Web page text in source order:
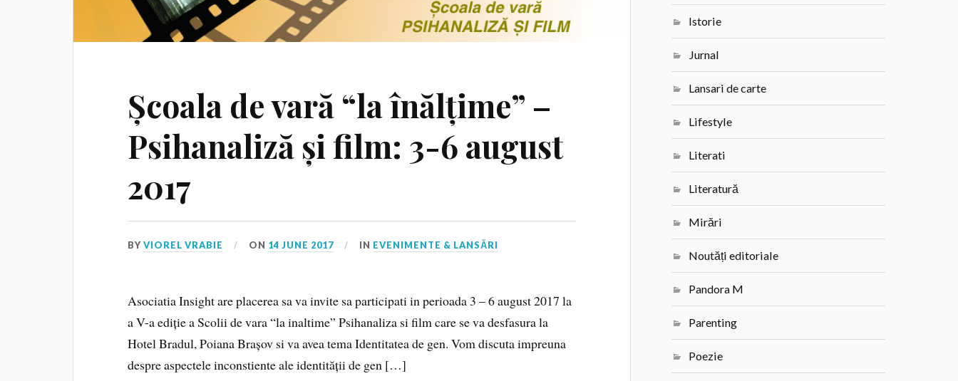
Școala de vară “la înălțime” –
Psihanaliză și film: 3-6 august
2017
BYVIOREL VRABIE ON 14 JUNE 2017 IN EVENIMENTE & LANSĂRI
Asociatia Insight are placerea sa va invite sa participati in perioada 3 – 6 august 2017 la
a V-a ediție a Scolii de vara “la inaltime” Psihanaliza si film care se va desfasura la
Hotel Bradul, Poiana Brașov si va avea tema Identitatea de gen. Vom discuta impreuna
despre aspectele inconstiente ale identității de gen […]
Istorie
Jurnal
Lansari de carte
Lifestyle
Literati
Literatură
Mirări
Noutăți editoriale
Pandora M
Parenting
Poezie